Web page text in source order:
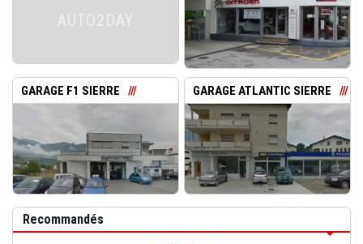
AUTO2DAY
GARAGE F1 SIERRE GARAGE ATLANTIC SIERRE
Recommandés